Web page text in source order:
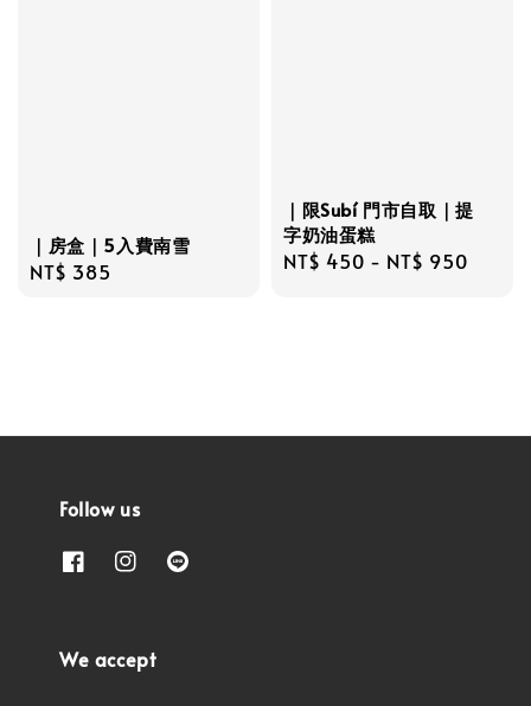
｜房盒｜5入費南雪
Regular
NT$ 385
｜限Subí 門市自取｜提
字奶油蛋糕
Regular
NT$ 450 - NT$ 950
Follow us
We accept